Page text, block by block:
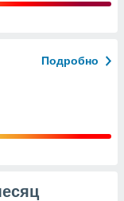
Подробно